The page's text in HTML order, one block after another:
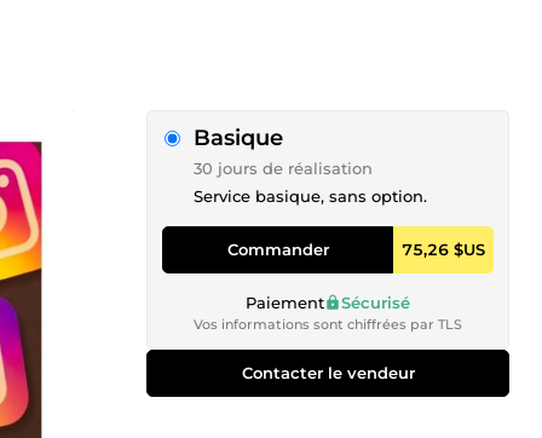
Basique
30 jours de réalisation
Service basique, sans option.
Commander 75,26 $US
Paiement Sécurisé
Vos informations sont chiffrées par TLS
Contacter le vendeur